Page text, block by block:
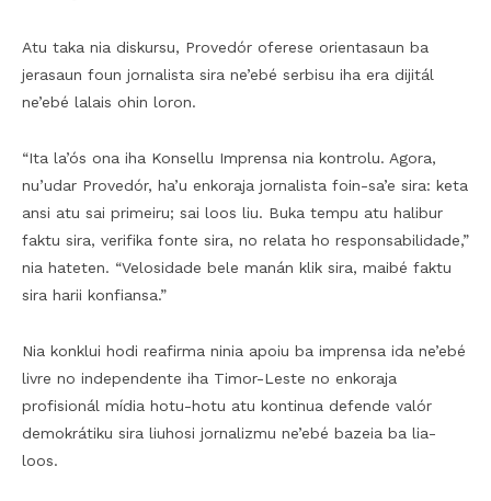
Atu taka nia diskursu, Provedór oferese orientasaun ba
jerasaun foun jornalista sira ne’ebé serbisu iha era dijitál
ne’ebé lalais ohin loron.
“Ita la’ós ona iha Konsellu Imprensa nia kontrolu. Agora,
nu’udar Provedór, ha’u enkoraja jornalista foin-sa’e sira: keta
ansi atu sai primeiru; sai loos liu. Buka tempu atu halibur
faktu sira, verifika fonte sira, no relata ho responsabilidade,”
nia hateten. “Velosidade bele manán klik sira, maibé faktu
sira harii konfiansa.”
Nia konklui hodi reafirma ninia apoiu ba imprensa ida ne’ebé
livre no independente iha Timor-Leste no enkoraja
profisionál mídia hotu-hotu atu kontinua defende valór
demokrátiku sira liuhosi jornalizmu ne’ebé bazeia ba lia-
loos.